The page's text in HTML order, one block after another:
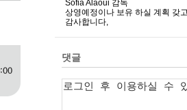
Sofia Alaoui 감독
상영예정이나 보유 하실 계획 갖
감사합니다,